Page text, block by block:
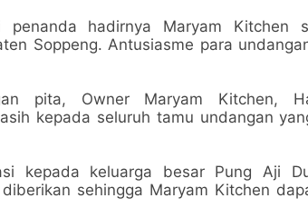
penanda hadirnya Maryam Kitchen
Soppeng. Antusiasme para
pita, Owner Maryam Kitchen,
kepada seluruh tamu undangan
kepada keluarga besar Pung Aji
sehingga Maryam Kitchen